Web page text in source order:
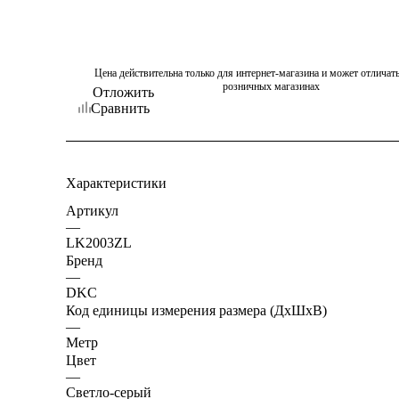
Цена действительна только для интернет-магазина и может
розничных магазинах
Отложить
Сравнить
Характеристики
Артикул
—
LK2003ZL
Бренд
—
DKC
Код единицы измерения размера (ДхШхВ)
—
Метр
Цвет
—
Светло-серый